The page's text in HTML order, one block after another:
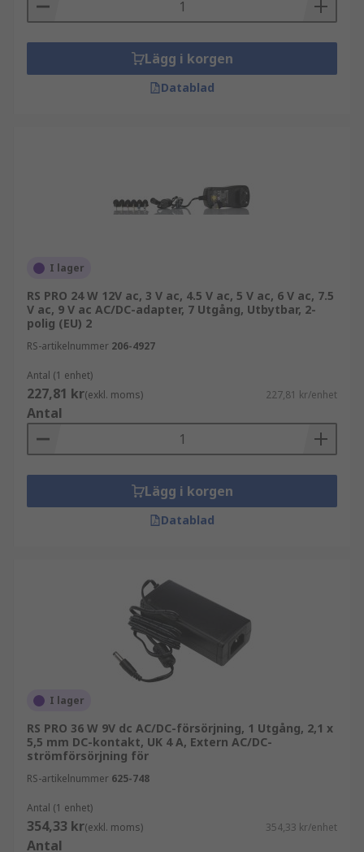
och kan endast användas med enheter med
samma krav och anslutning.
Internationella nätadaptrar
Australien. De kan också komma med
skyddsfunktioner som kortslutning,
gör dem idealiska för den globala marknaden.
Är alla AC/DC-adaptrar likadana?
Det är möjligt att använda en nätadapter på olika
enheter, men det är viktigt att kontrollera om det
är AC- eller DC-utgång. Använd nära, om inte
exakt rätt spänning och strömstyrka. Om du är
osäker kan det vara värt att investera i en
universell nätadapter med många olika kontakter.
Lägg i korgen
Datablad
I lager
RS PRO 24 W 12V ac, 3 V ac, 4.5 V ac, 5 V ac, 6 V ac, 7.5
V ac, 9 V ac AC/DC-adapter, 7 Utgång, Utbytbar, 2-
polig (EU) 2
RS-artikelnummer 206-4927
Antal (1 enhet)
227,81 kr(exkl. moms) 227,81 kr/enhet
Antal
Lägg i korgen
Datablad
I lager
RS PRO 36 W 9V dc AC/DC-försörjning, 1 Utgång, 2,1 x
5,5 mm DC-kontakt, UK 4 A, Extern AC/DC-
strömförsörjning för
RS-artikelnummer 625-748
Antal (1 enhet)
354,33 kr(exkl. moms) 354,33 kr/enhet
Antal